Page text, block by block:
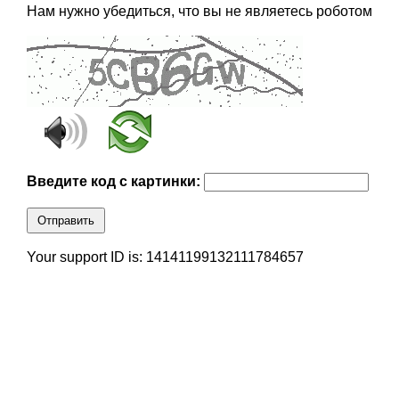
Нам нужно убедиться, что вы не являетесь роботом
Введите код с картинки:
Отправить
Your support ID is: 14141199132111784657